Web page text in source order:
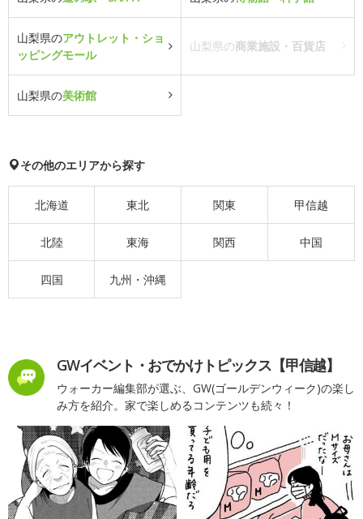
山梨県のアウトレット・ショ
ッピングモール
山梨県の商業施設・百貨店
山梨県の美術館
その他のエリアから探す
北海道 東北 関東 甲信越
北陸 東海 関西 中国
四国 九州・沖縄
GWイベント・おでかけトピックス【甲信越】
ウォーカー編集部が選ぶ、GW(ゴールデンウィーク)の楽し
み方を紹介。家で楽しめるコンテンツも続々！